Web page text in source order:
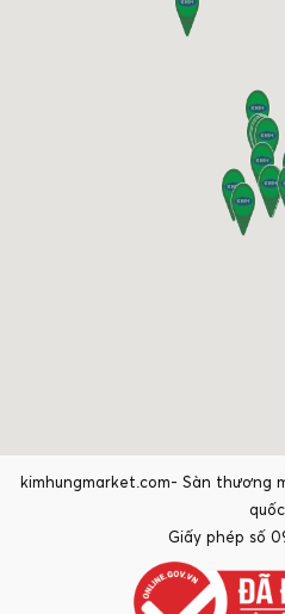
kimhungmarket.com- Sàn thương
quốc
Giấy phép số